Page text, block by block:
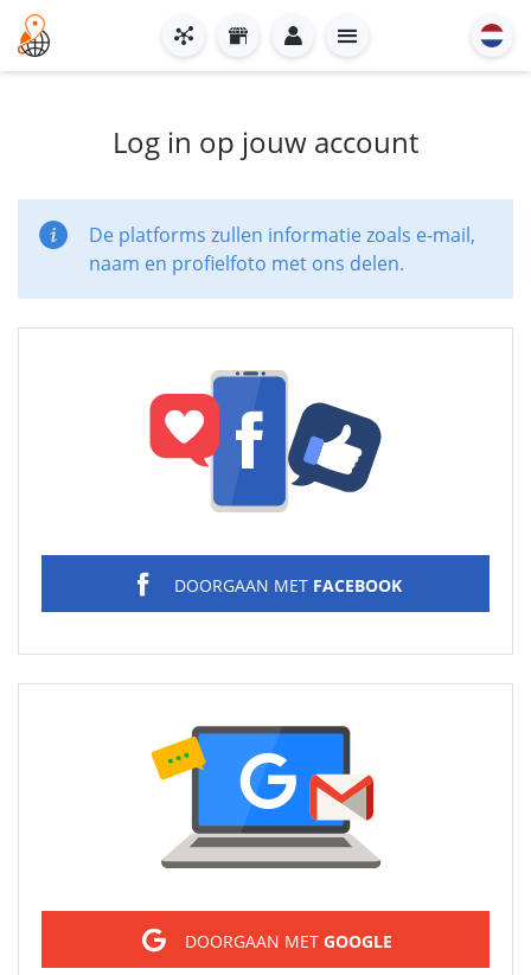
Log in op jouw account
De platforms zullen informatie zoals e-mail,
naam en profielfoto met ons delen.
DOORGAAN MET FACEBOOK
DOORGAAN MET GOOGLE